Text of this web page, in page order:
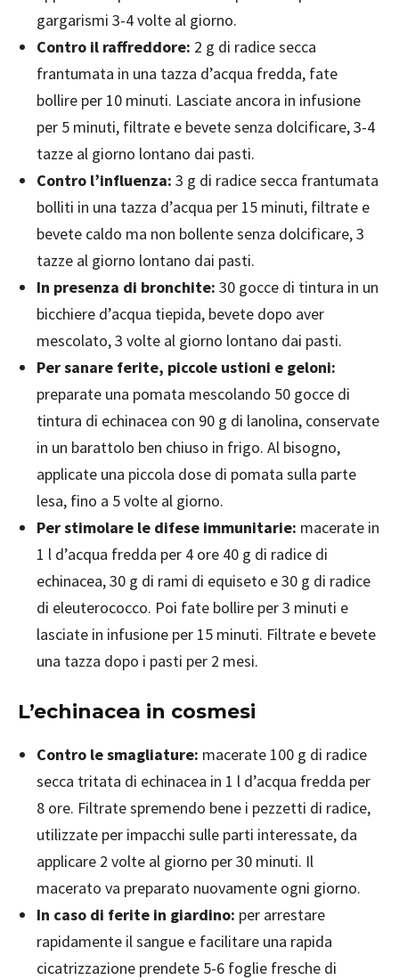
gargarismi 3-4 volte al giorno.
Contro il raffreddore: 2 g di radice secca
frantumata in una tazza d’acqua fredda, fate
bollire per 10 minuti. Lasciate ancora in infusione
per 5 minuti, filtrate e bevete senza dolcificare, 3-4
tazze al giorno lontano dai pasti.
Contro l’influenza: 3 g di radice secca frantumata
bolliti in una tazza d’acqua per 15 minuti, filtrate e
bevete caldo ma non bollente senza dolcificare, 3
tazze al giorno lontano dai pasti.
In presenza di bronchite: 30 gocce di tintura in un
bicchiere d’acqua tiepida, bevete dopo aver
mescolato, 3 volte al giorno lontano dai pasti.
Per sanare ferite, piccole ustioni e geloni:
preparate una pomata mescolando 50 gocce di
tintura di echinacea con 90 g di lanolina, conservate
in un barattolo ben chiuso in frigo. Al bisogno,
applicate una piccola dose di pomata sulla parte
lesa, fino a 5 volte al giorno.
Per stimolare le difese immunitarie: macerate in
1 l d’acqua fredda per 4 ore 40 g di radice di
echinacea, 30 g di rami di equiseto e 30 g di radice
di eleuterococco. Poi fate bollire per 3 minuti e
lasciate in infusione per 15 minuti. Filtrate e bevete
una tazza dopo i pasti per 2 mesi.
L’echinacea in cosmesi
Contro le smagliature: macerate 100 g di radice
secca tritata di echinacea in 1 l d’acqua fredda per
8 ore. Filtrate spremendo bene i pezzetti di radice,
utilizzate per impacchi sulle parti interessate, da
applicare 2 volte al giorno per 30 minuti. Il
macerato va preparato nuovamente ogni giorno.
In caso di ferite in giardino: per arrestare
rapidamente il sangue e facilitare una rapida
cicatrizzazione prendete 5-6 foglie fresche di